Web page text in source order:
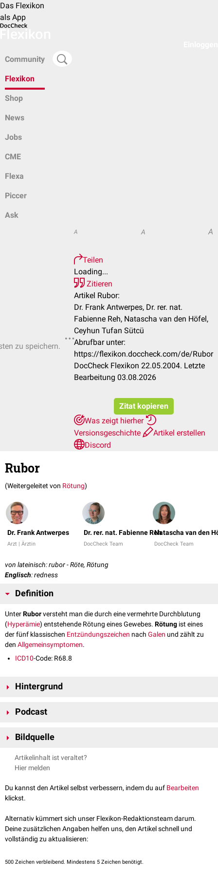
Das Flexikon
als App
Community
Flexikon
Shop
News
Jobs
CME
Flexa
Piccer
Ask
zu speichern.
A A A
Teilen
Loading...
Zitieren
Artikel Rubor:
Dr. Frank Antwerpes, Dr. rer. nat.
Fabienne Reh, Natascha van den Höfel,
Ceyhun Tufan Sütcü
Abrufbar unter:
https://flexikon.doccheck.com/de/Rubor
DocCheck Flexikon 22.05.2004. Letzte
Bearbeitung 03.08.2026
Zitat kopieren
Was zeigt hierher
Versionsgeschichte
Artikel erstellen
Discord
Rubor
(Weitergeleitet von Rötung)
Dr. Frank Antwerpes
Arzt | Ärztin
Dr. rer. nat. Fabienne Reh
DocCheck Team
Natascha van den
DocCheck Team
von lateinisch: rubor - Röte, Rötung
Englisch: redness
Definition
UnterRuborversteht man die durch eine vermehrte Durchblutung
(Hyperämie) entstehende Rötung eines Gewebes. Rötung ist eines
der fünf klassischen Entzündungszeichen nach Galen und zählt zu
den Allgemeinsymptomen.
ICD10-Code: R68.8
Hintergrund
ist eine Erweiterung der
Stickstoffmonoxid
Konzentration des im
Gewebe und führt so zur charakteristischen Rötung.
Rubor kann auch ohne Entzündung auftreten, z.B. durch
Symptomatik,Alkohol- oderMedikamentenwirkung sowie bei
Polycythaemia vera
Podcast
Causa obscura – Tückischer
Thunfisch
Bildquelle
Bildquelle Causa obscura: © Alexander Lyashkov /
Artikelinhalt ist veraltet?
Hier melden
Du kannst den Artikel selbst verbessern, indem du auf Bearbeiten
klickst.
Alternativ kümmert sich unser Flexikon-Redaktionsteam darum.
Deine zusätzlichen Angaben helfen uns, den Artikel schnell und
vollständig zu aktualisieren:
500 Zeichen verbleibend. Mindestens 5 Zeichen benötigt.